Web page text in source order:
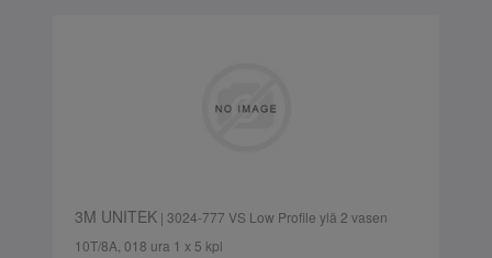
3M UNITEK| 3024-777 VS Low Profile ylä 2 vasen
10T/8A, 018 ura 1 x 5 kpl